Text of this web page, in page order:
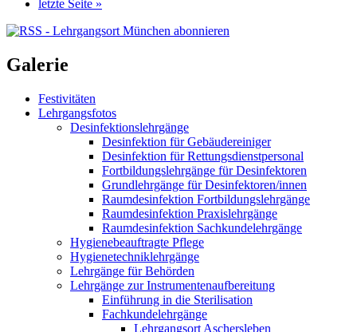
letzte Seite »
Galerie
Festivitäten
Lehrgangsfotos
Desinfektionslehrgänge
Desinfektion für Gebäudereiniger
Desinfektion für Rettungsdienstpersonal
Fortbildungslehrgänge für Desinfektoren
Grundlehrgänge für Desinfektoren/innen
Raumdesinfektion Fortbildungslehrgänge
Raumdesinfektion Praxislehrgänge
Raumdesinfektion Sachkundelehrgänge
Hygienebeauftragte Pflege
Hygienetechniklehrgänge
Lehrgänge für Behörden
Lehrgänge zur Instrumentenaufbereitung
Einführung in die Sterilisation
Fachkundelehrgänge
Lehrgangsort Aschersleben